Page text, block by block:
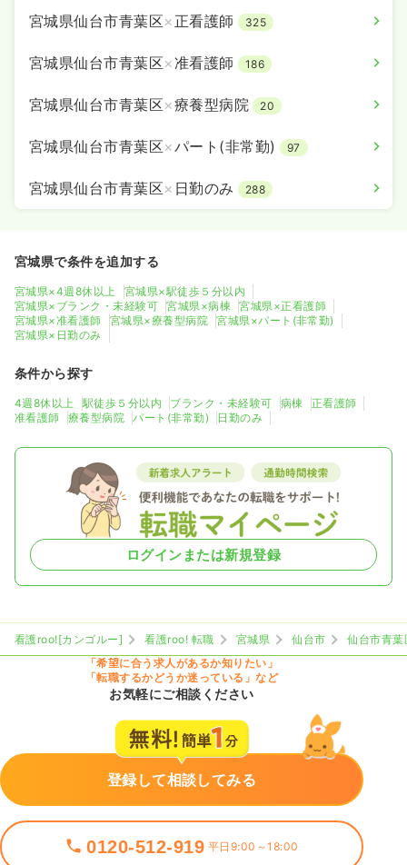
宮城県仙台市青葉区× 正看護師 325
宮城県仙台市青葉区×准看護師 186
宮城県仙台市青葉区×療養型病院 20
宮城県仙台市青葉区×パート(非常勤) 97
宮城県仙台市青葉区× 日勤のみ 288
宮城県で条件を追加する
宮城県×4週8休以上
宮城県×駅徒歩５分以内
宮城県×ブランク・未経験可
宮城県×病棟
宮城県×正看護師
宮城県×准看護師
宮城県×療養型病院
宮城県×パート(非常勤)
宮城県×日勤のみ
条件から探す
4週8休以上 駅徒歩５分以内 ブランク・未経験可 病棟
正看護師
准看護師
療養型病院 パート(非常勤) 日勤のみ
ログインまたは新規登録
看護roo![カンゴルー] 看護roo! 転職 宮城県 仙台市
仙台市青葉
「希望に合う求人があるか知りたい」
「転職するかどうか迷っている」など
お気軽にご相談ください
登録して相談してみる
0120-512-919 平日9:00～18:00